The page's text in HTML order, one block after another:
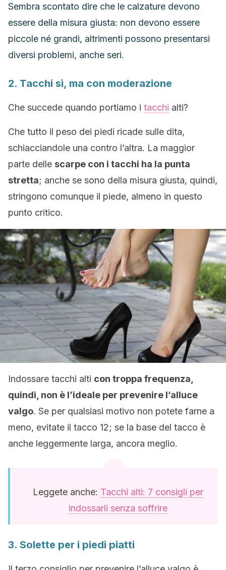
Sembra scontato dire che le calzature devono
essere della misura giusta: non devono essere
piccole né grandi, altrimenti possono presentarsi
diversi problemi, anche seri.
2. Tacchi sì, ma con moderazione
Che succede quando portiamo i tacchi alti?
Che tutto il peso dei piedi ricade sulle dita,
schiacciandole una contro l’altra. La maggior
parte delle scarpe con i tacchi ha la punta
stretta; anche se sono della misura giusta, quindi,
stringono comunque il piede, almeno in questo
punto critico.
Indossare tacchi alti con troppa frequenza,
quindi, non è l’ideale per prevenire l’alluce
valgo. Se per qualsiasi motivo non potete farne a
meno, evitate il tacco 12; se la base del tacco è
anche leggermente larga, ancora meglio.
Leggete anche: Tacchi alti: 7 consigli per
indossarli senza soffrire
3. Solette per i piedi piatti